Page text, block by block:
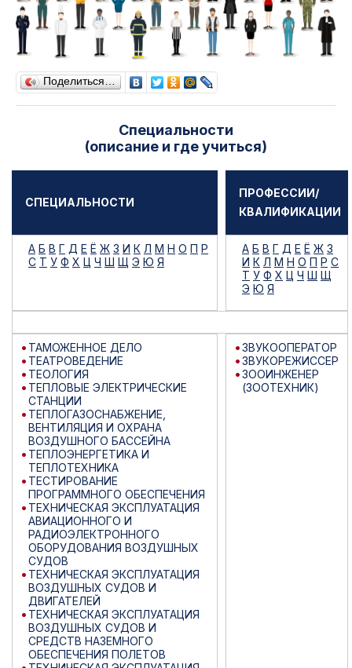
Поделиться…
Специальности
(описание и где учиться)
СПЕЦИАЛЬНОСТИ
ПРОФЕССИИ/
КВАЛИФИКАЦИИ
А Б В Г Д Е Ё Ж З И К Л М Н О П Р
С Т У Ф Х Ц Ч Ш Щ Э Ю Я
А Б В Г Д Е Ё Ж З
И К Л М Н О П Р С
Т У Ф Х Ц Ч Ш Щ
Э Ю Я
ТАМОЖЕННОЕ ДЕЛО
ТЕАТРОВЕДЕНИЕ
ТЕОЛОГИЯ
ТЕПЛОВЫЕ ЭЛЕКТРИЧЕСКИЕ
СТАНЦИИ
ТЕПЛОГАЗОСНАБЖЕНИЕ,
ВЕНТИЛЯЦИЯ И ОХРАНА
ВОЗДУШНОГО БАССЕЙНА
ТЕПЛОЭНЕРГЕТИКА И
ТЕПЛОТЕХНИКА
ТЕСТИРОВАНИЕ
ПРОГРАММНОГО ОБЕСПЕЧЕНИЯ
ТЕХНИЧЕСКАЯ ЭКСПЛУАТАЦИЯ
АВИАЦИОННОГО И
РАДИОЭЛЕКТРОННОГО
ОБОРУДОВАНИЯ ВОЗДУШНЫХ
СУДОВ
ТЕХНИЧЕСКАЯ ЭКСПЛУАТАЦИЯ
ВОЗДУШНЫХ СУДОВ И
ДВИГАТЕЛЕЙ
ТЕХНИЧЕСКАЯ ЭКСПЛУАТАЦИЯ
ВОЗДУШНЫХ СУДОВ И
СРЕДСТВ НАЗЕМНОГО
ОБЕСПЕЧЕНИЯ ПОЛЕТОВ
ЗВУКООПЕРАТОР
ЗВУКОРЕЖИССЕР
ЗООИНЖЕНЕР
(ЗООТЕХНИК)